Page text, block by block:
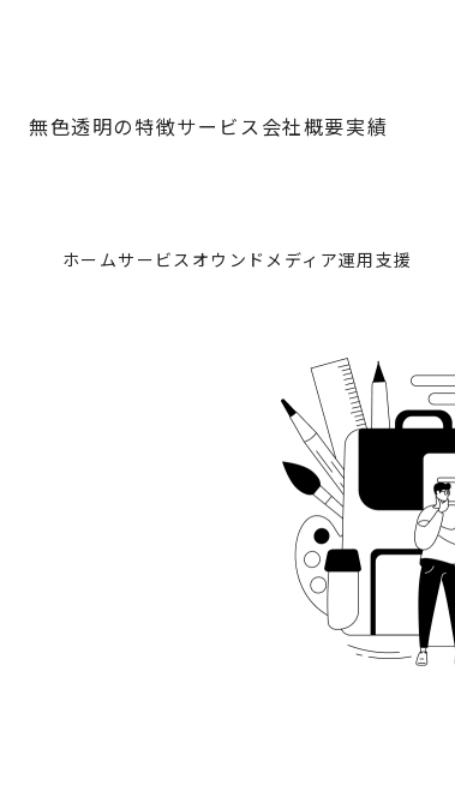
無色透明の特徴サービス 会社概要実績
ホームサービス オウンドメディア運用支援